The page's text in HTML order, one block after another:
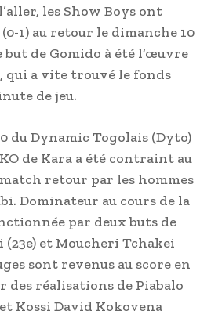
les Show Boys ont
1) au retour le dimanche 10
but de Gomido à été l’œuvre
qui a vite trouvé le fonds
de jeu.
du Dynamic Togolais (Dyto)
de Kara a été contraint au
retour par les hommes
Dominateur au cours de la
par deux buts de
(23e) et Moucheri Tchakei
sont revenus au score en
des réalisations de Piabalo
Kossi David Kokovena